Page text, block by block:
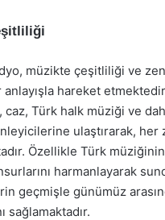
müzikte çeşitliliği ve
anlayışla hareket
caz, Türk halk müziği ve
ulaştırarak, her
Özellikle Türk
harmanlayarak
geçmişle günümüz
sağlamaktadır.